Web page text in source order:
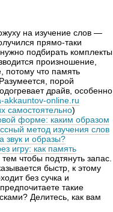
на изучение слов —
прямо-таки
подбирать комплекты
произношение,
потому что память
порой
драйв, особенно
akkauntov-online.ru
самостоятельно)
форме: каким образом
метод изучения слов
звук и образы?
игру: как память
чтобы подтянуть запас.
быстр, к этому
без сучка и
такие
Делитесь, как вам